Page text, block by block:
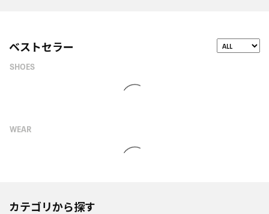
ベストセラー
SHOES
WEAR
カテゴリから探す